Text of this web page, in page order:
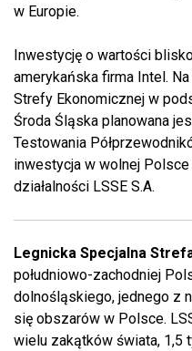
w Europie.
Inwestycję o wartości
amerykańska firma Intel.
Strefy Ekonomicznej w
Środa Śląska planowana
Testowania
inwestycja w wolnej
działalności LSSE S.A.
Legnicka Specjalna
południowo-zachodniej
dolnośląskiego, jednego z
się obszarów w Polsce.
wielu zakątków świata, 1,5